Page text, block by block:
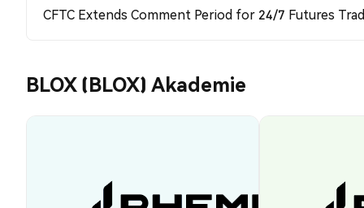
CFTC Extends Comment Period for 24/7 Futures
BLOX (BLOX) Akademie